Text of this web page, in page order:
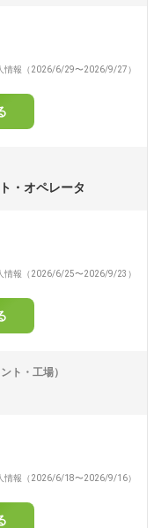
情報（2026/6/29〜2026/9/27）
・オペレータ
情報（2026/6/25〜2026/9/23）
ト・工場）
情報（2026/6/18〜2026/9/16）